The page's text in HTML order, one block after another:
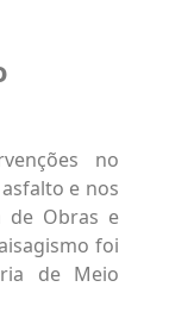
no
e nos
de Obras e
foi
de Meio